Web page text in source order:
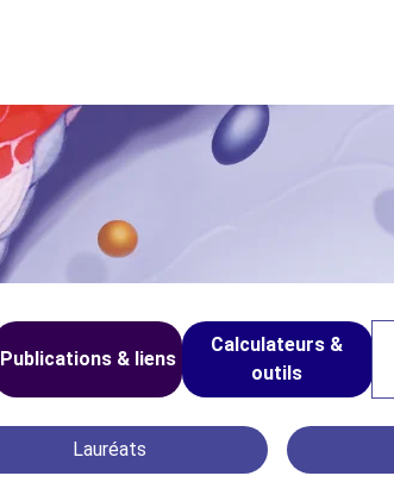
Publications & liens
Calculateurs &
outils
Lauréats